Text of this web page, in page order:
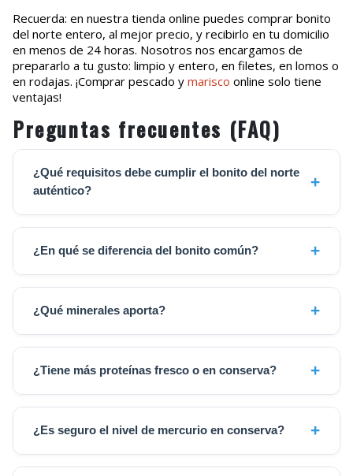
Recuerda: en nuestra tienda online puedes comprar bonito
del norte entero, al mejor precio, y recibirlo en tu domicilio
en menos de 24 horas. Nosotros nos encargamos de
prepararlo a tu gusto: limpio y entero, en filetes, en lomos o
en rodajas. ¡Comprar pescado y marisco online solo tiene
ventajas!
Preguntas frecuentes (FAQ)
¿Qué requisitos debe cumplir el bonito del norte
auténtico?
¿En qué se diferencia del bonito común?
¿Qué minerales aporta?
¿Tiene más proteínas fresco o en conserva?
¿Es seguro el nivel de mercurio en conserva?